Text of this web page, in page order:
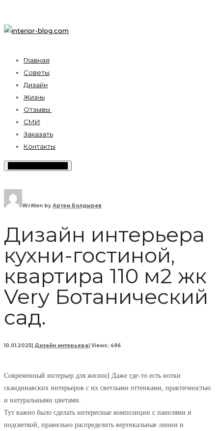
Главная
Советы
Дизайн
Жизнь
Отзывы
СМИ
Заказать
Контакты
Written by Артем Болдырев
Дизайн интерьера
кухни-гостиной,
квартира 110 м2 жк
Very Ботанический
сад.
10.01.2025 Дизайн интерьера Views: 496
Современный интерьер для жизни) Даже где-то есть нотки
скандинавских интерьеров с их светлыми оттенками, практичностью
и натуральными цветами.
Тут важно было сделать интересные композиции с панелями и
подсветкой, правильно распределить вертикальные линии и